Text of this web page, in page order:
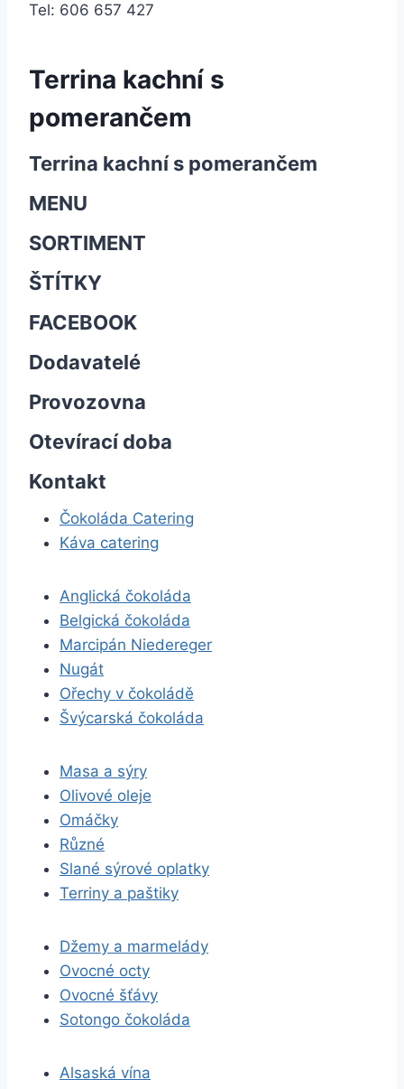
Tel: 606 657 427
Terrina kachní s
pomerančem
Terrina kachní s pomerančem
MENU
SORTIMENT
ŠTÍTKY
FACEBOOK
Dodavatelé
Provozovna
Otevírací doba
Kontakt
Čokoláda Catering
Káva catering
Anglická čokoláda
Belgická čokoláda
Marcipán Niedereger
Nugát
Ořechy v čokoládě
Švýcarská čokoláda
Masa a sýry
Olivové oleje
Omáčky
Různé
Slané sýrové oplatky
Terriny a paštiky
Džemy a marmelády
Ovocné octy
Ovocné šťávy
Sotongo čokoláda
Alsaská vína